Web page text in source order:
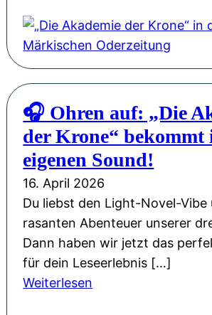
r
o
w
“
R
o
n
C
a
r
o
w
i
e
a
d
e
m
K
🎧 Ohren auf: „Die
der Krone“ bekommt
eigenen Sound!
16. April 2026
Du liebst den Light-Novel-Vibe
rasanten Abenteuer unserer
Dann haben wir jetzt das
für dein Leseerlebnis […]
Weiterlesen